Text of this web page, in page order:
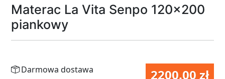
Materac La Vita Senpo 120x200
piankowy
2200.00 zł
Darmowa dostawa